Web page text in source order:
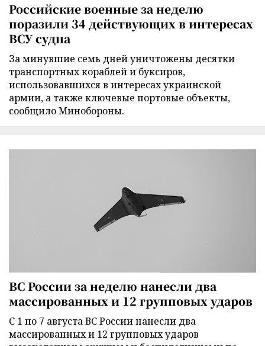
Российские военные за неделю
поразили 34 действующих в интересах
ВСУ судна
За минувшие семь дней уничтожены десятки
транспортных кораблей и буксиров,
использовавшихся в интересах украинской
армии, а также ключевые портовые объекты,
сообщило Минобороны.
ВС России за неделю нанесли два
массированных и 12 групповых ударов
С 1 по 7 августа ВС России нанесли два
массированных и 12 групповых ударов